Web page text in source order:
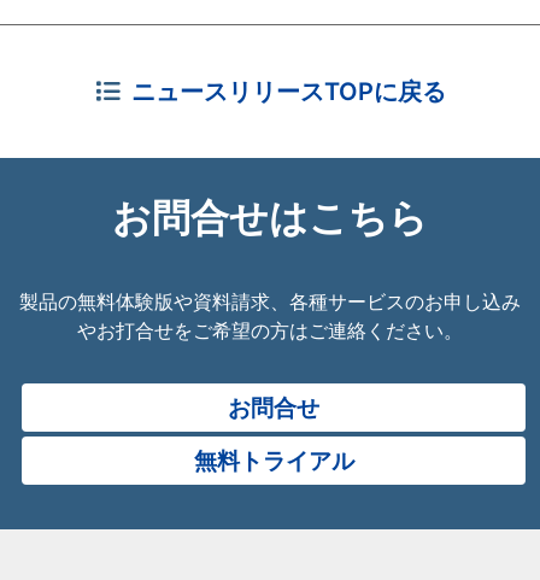
ニュースリリースTOPに戻る
お問合せはこちら
製品の無料体験版や資料請求、各種サービスのお申し込み
やお打合せをご希望の方はご連絡ください。
お問合せ
無料トライアル